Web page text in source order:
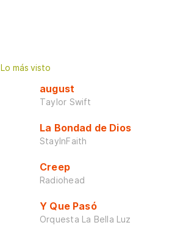
Lo más visto
august
Taylor Swift
La Bondad de Dios
StayInFaith
Creep
Radiohead
Y Que Pasó
Orquesta La Bella Luz